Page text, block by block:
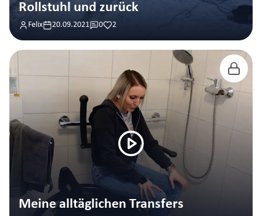
Rollstuhl und zurück
Felix 20.09.2021 0 2
Meine alltäglichen Transfers